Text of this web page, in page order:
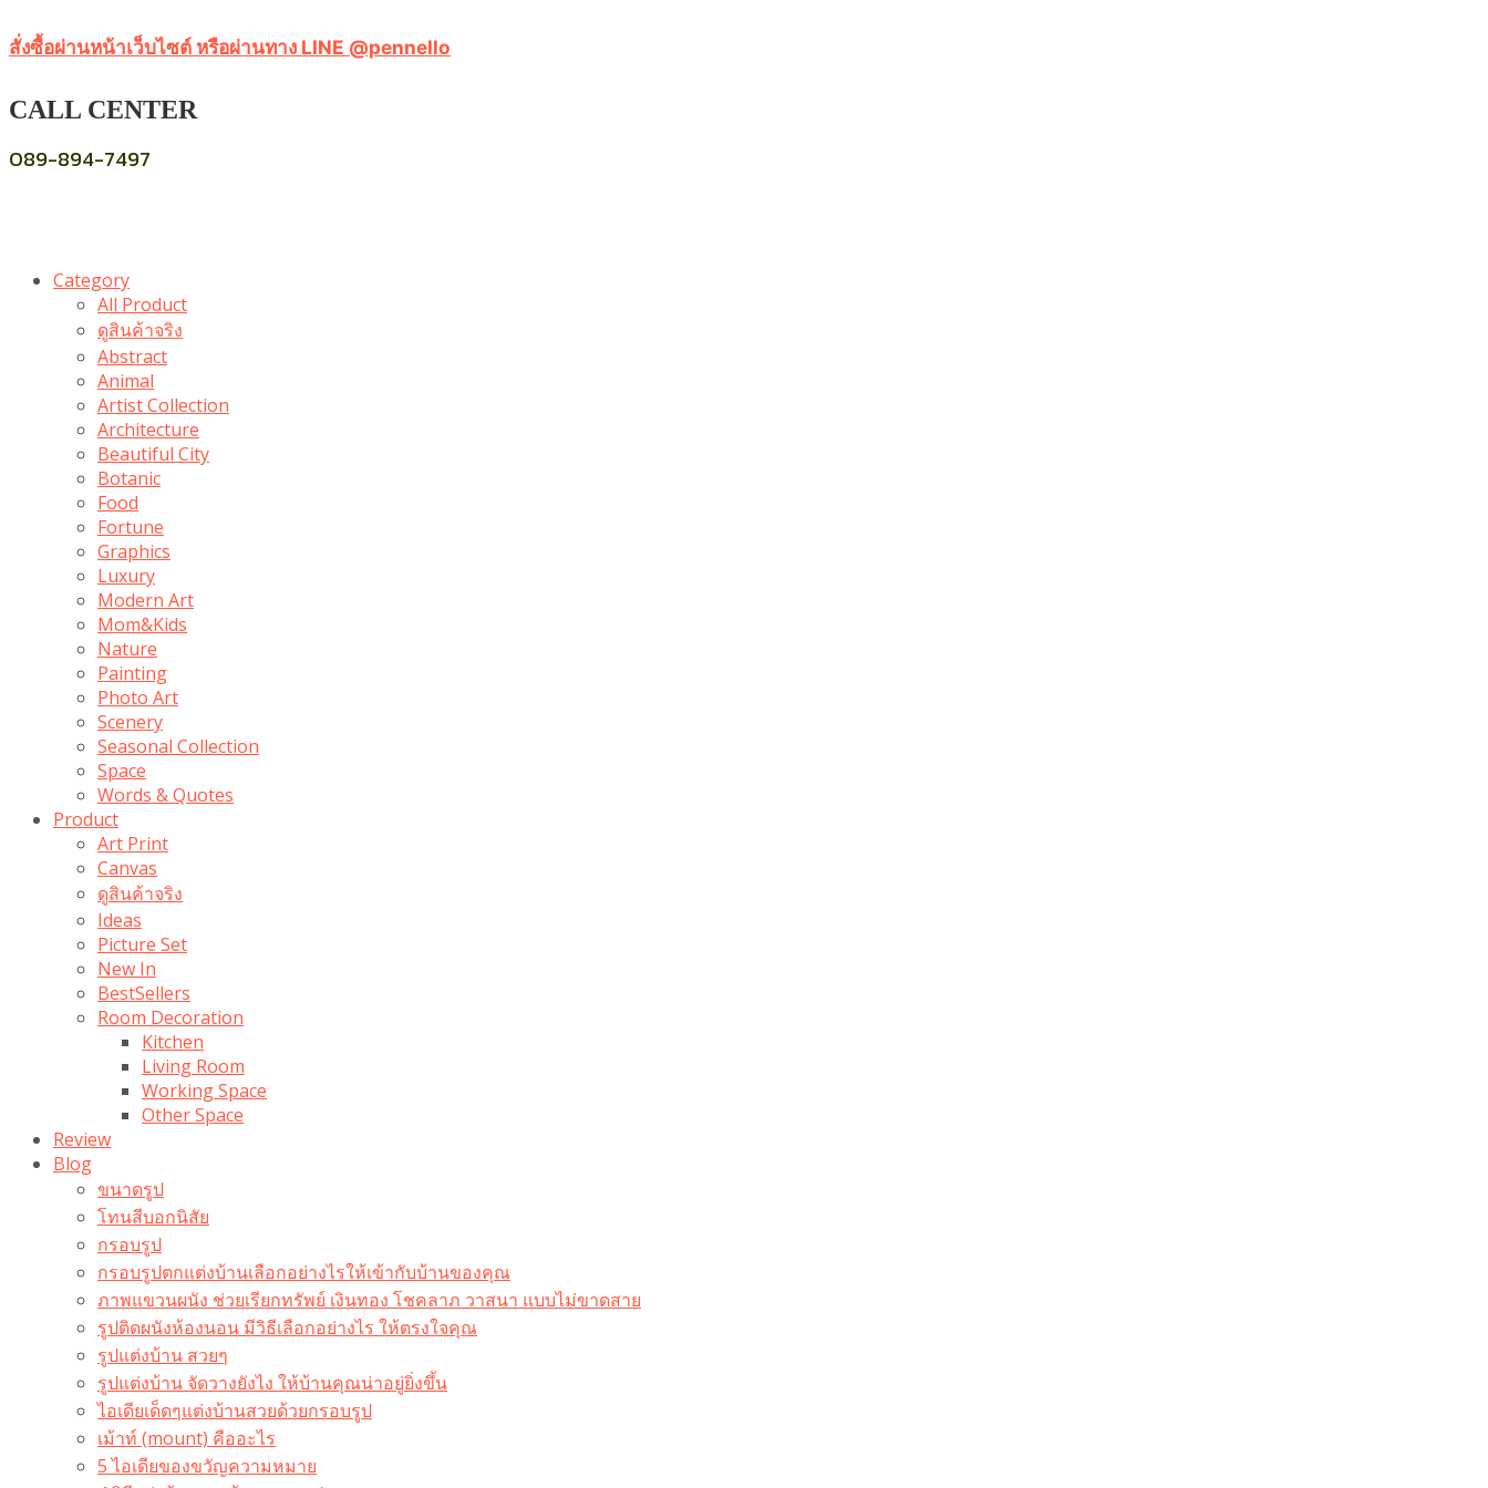
สั่งซื้อผ่านหน้าเว็บไซต์ หรือผ่านทาง LINE @pennello
CALL CENTER
089-894-7497
Category
All Product
ดูสินค้าจริง
Abstract
Animal
Artist Collection
Architecture
Beautiful City
Botanic
Food
Fortune
Graphics
Luxury
Modern Art
Mom&Kids
Nature
Painting
Photo Art
Scenery
Seasonal Collection
Space
Words & Quotes
Product
Art Print
Canvas
ดูสินค้าจริง
Ideas
Picture Set
New In
BestSellers
Room Decoration
Kitchen
Living Room
Working Space
Other Space
Review
Blog
ขนาดรูป
โทนสีบอกนิสัย
กรอบรูป
กรอบรูปตกแต่งบ้านเลือกอย่างไรให้เข้ากับบ้านของคุณ
ภาพแขวนผนัง ช่วยเรียกทรัพย์ เงินทอง โชคลาภ วาสนา แบบไม่ขาดสาย
รูปติดผนังห้องนอน มีวิธีเลือกอย่างไร ให้ตรงใจคุณ
รูปแต่งบ้าน สวยๆ
รูปแต่งบ้าน จัดวางยังไง ให้บ้านคุณน่าอยู่ยิ่งขึ้น
ไอเดียเด็ดๆแต่งบ้านสวยด้วยกรอบรูป
เม้าท์ (mount) คืออะไร​
5 ไอเดียของขวัญความหมาย